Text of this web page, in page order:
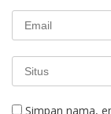
Simpan nama,